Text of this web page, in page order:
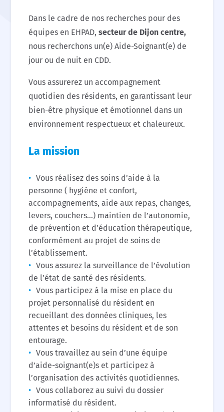
Dans le cadre de nos recherches pour des
équipes en EHPAD,secteur de Dijon centre,
nous recherchons un(e) Aide-Soignant(e) de
jour ou de nuit en CDD.
Vous assurerez un accompagnement
quotidien des résidents, en garantissant leur
bien-être physique et émotionnel dans un
environnement respectueux et chaleureux.
La mission
Vous réalisez des soins d’aide à la
personne ( hygiène et confort,
accompagnements, aide aux repas, changes,
levers, couchers…) maintien de l’autonomie,
de prévention et d’éducation thérapeutique,
conformément au projet de soins de
l’établissement.
Vous assurez la surveillance de l’évolution
de l’état de santé des résidents.
Vous participez à la mise en place du
projet personnalisé du résident en
recueillant des données cliniques, les
attentes et besoins du résident et de son
entourage.
Vous travaillez au sein d’une équipe
d’aide-soignant(e)s et participez à
l’organisation des activités quotidiennes.
Vous collaborez au suivi du dossier
informatisé du résident.